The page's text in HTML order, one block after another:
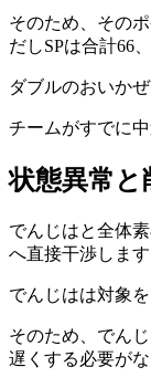
そのため、その
だしSPは合計66
ダブルのおいか
チームがすでに
状態異常
でんじはと全体
へ直接干渉します
でんじはは対象
そのため、でん
遅くする必要が